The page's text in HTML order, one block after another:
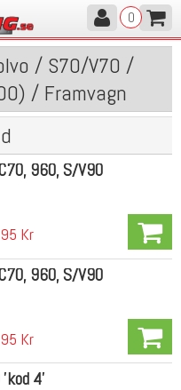
0
/ S70/V70 /
/ Framvagn
960, S/V90
Kr
960, S/V90
Kr
4'